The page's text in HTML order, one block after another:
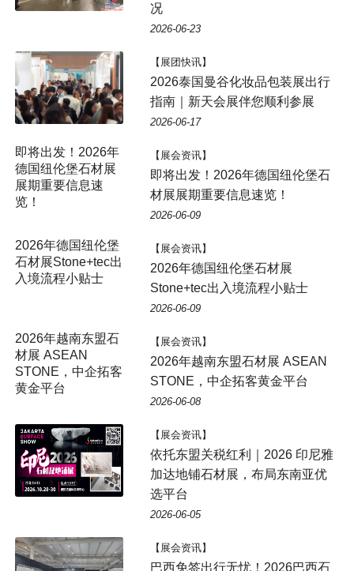
况
2026-06-23
【展团快讯】
2026泰国曼谷化妆品包装展出行
指南｜新天会展伴您顺利参展
2026-06-17
即将出发！2026年
德国纽伦堡石材展
展期重要信息速
览！
【展会资讯】
即将出发！2026年德国纽伦堡石
材展展期重要信息速览！
2026-06-09
2026年德国纽伦堡
石材展Stone+tec出
入境流程小贴士
【展会资讯】
2026年德国纽伦堡石材展
Stone+tec出入境流程小贴士
2026-06-09
2026年越南东盟石
材展 ASEAN
STONE，中企拓客
黄金平台
【展会资讯】
2026年越南东盟石材展 ASEAN
STONE，中企拓客黄金平台
2026-06-08
【展会资讯】
依托东盟关税红利｜2026 印尼雅
加达地铺石材展，布局东南亚优
选平台
2026-06-05
【展会资讯】
巴西免签出行无忧！2026巴西石